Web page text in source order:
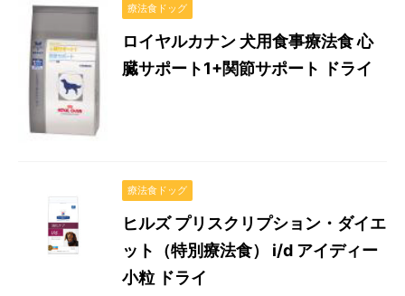
療法食ドッグ
ロイヤルカナン 犬用食事療法食 心
臓サポート1+関節サポート ドライ
療法食ドッグ
ヒルズ プリスクリプション・ダイエ
ット（特別療法食） i/d アイディー
小粒 ドライ